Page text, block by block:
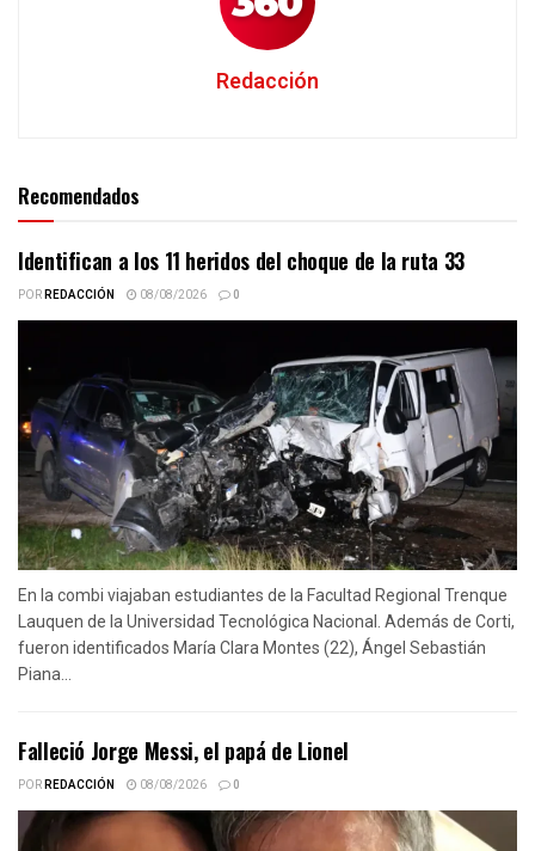
Redacción
Recomendados
Identifican a los 11 heridos del choque de la ruta 33
PORREDACCIÓN 08/08/2026 0
En la combi viajaban estudiantes de la Facultad Regional Trenque
Lauquen de la Universidad Tecnológica Nacional. Además de Corti,
fueron identificados María Clara Montes (22), Ángel Sebastián
Piana...
Falleció Jorge Messi, el papá de Lionel
PORREDACCIÓN 08/08/2026 0